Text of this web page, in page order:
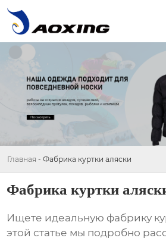
Главная - Фабрика куртки аляски
Фабрика куртки
Ищете идеальную фабрику
этой статье мы подробно